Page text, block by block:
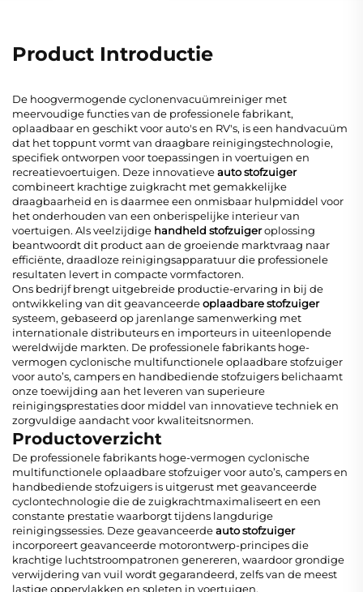
Product Introductie
De hoogvermogende cyclonenvacuümreiniger met
meervoudige functies van de professionele fabrikant,
oplaadbaar en geschikt voor auto's en RV's, is een handvacuüm
dat het toppunt vormt van draagbare reinigingstechnologie,
specifiek ontworpen voor toepassingen in voertuigen en
recreatievoertuigen. Deze innovatieveauto stofzuiger
combineert krachtige zuigkracht met gemakkelijke
draagbaarheid en is daarmee een onmisbaar hulpmiddel voor
het onderhouden van een onberispelijke interieur van
voertuigen. Als veelzijdige handheld stofzuigeroplossing
beantwoordt dit product aan de groeiende marktvraag naar
efficiënte, draadloze reinigingsapparatuur die professionele
resultaten levert in compacte vormfactoren.
Ons bedrijf brengt uitgebreide productie-ervaring in bij de
ontwikkeling van dit geavanceerdeoplaadbare stofzuiger
systeem, gebaseerd op jarenlange samenwerking met
internationale distributeurs en importeurs in uiteenlopende
wereldwijde markten. De professionele fabrikants hoge-
vermogen cyclonische multifunctionele oplaadbare stofzuiger
voor auto’s, campers en handbediende stofzuigers belichaamt
onze toewijding aan het leveren van superieure
reinigingsprestaties door middel van innovatieve techniek en
zorgvuldige aandacht voor kwaliteitsnormen.
Productoverzicht
De professionele fabrikants hoge-vermogen cyclonische
multifunctionele oplaadbare stofzuiger voor auto’s, campers en
handbediende stofzuigers is uitgerust met geavanceerde
cyclontechnologie die de zuigkrachtmaximaliseert en een
constante prestatie waarborgt tijdens langdurige
reinigingssessies. Deze geavanceerdeauto stofzuiger
incorporeert geavanceerde motorontwerp-principes die
krachtige luchtstroompatronen genereren, waardoor grondige
verwijdering van vuil wordt gegarandeerd, zelfs van de meest
lastige oppervlakken en spleten in voertuigen.